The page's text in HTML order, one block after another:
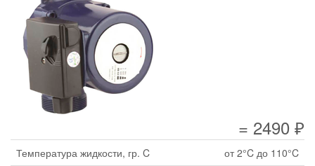
= 2490 ₽
Температура жидкости, гр. C от 2°C до 110°C